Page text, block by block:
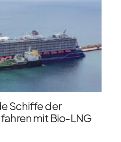
Schiffe der
mit Bio-LNG